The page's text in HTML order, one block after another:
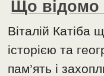
Що відомо
Віталій Катіба
історією та
пам’ять і